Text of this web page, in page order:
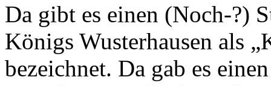
Da gibt es einen (Noch-?)
Königs Wusterhausen als
bezeichnet. Da gab es